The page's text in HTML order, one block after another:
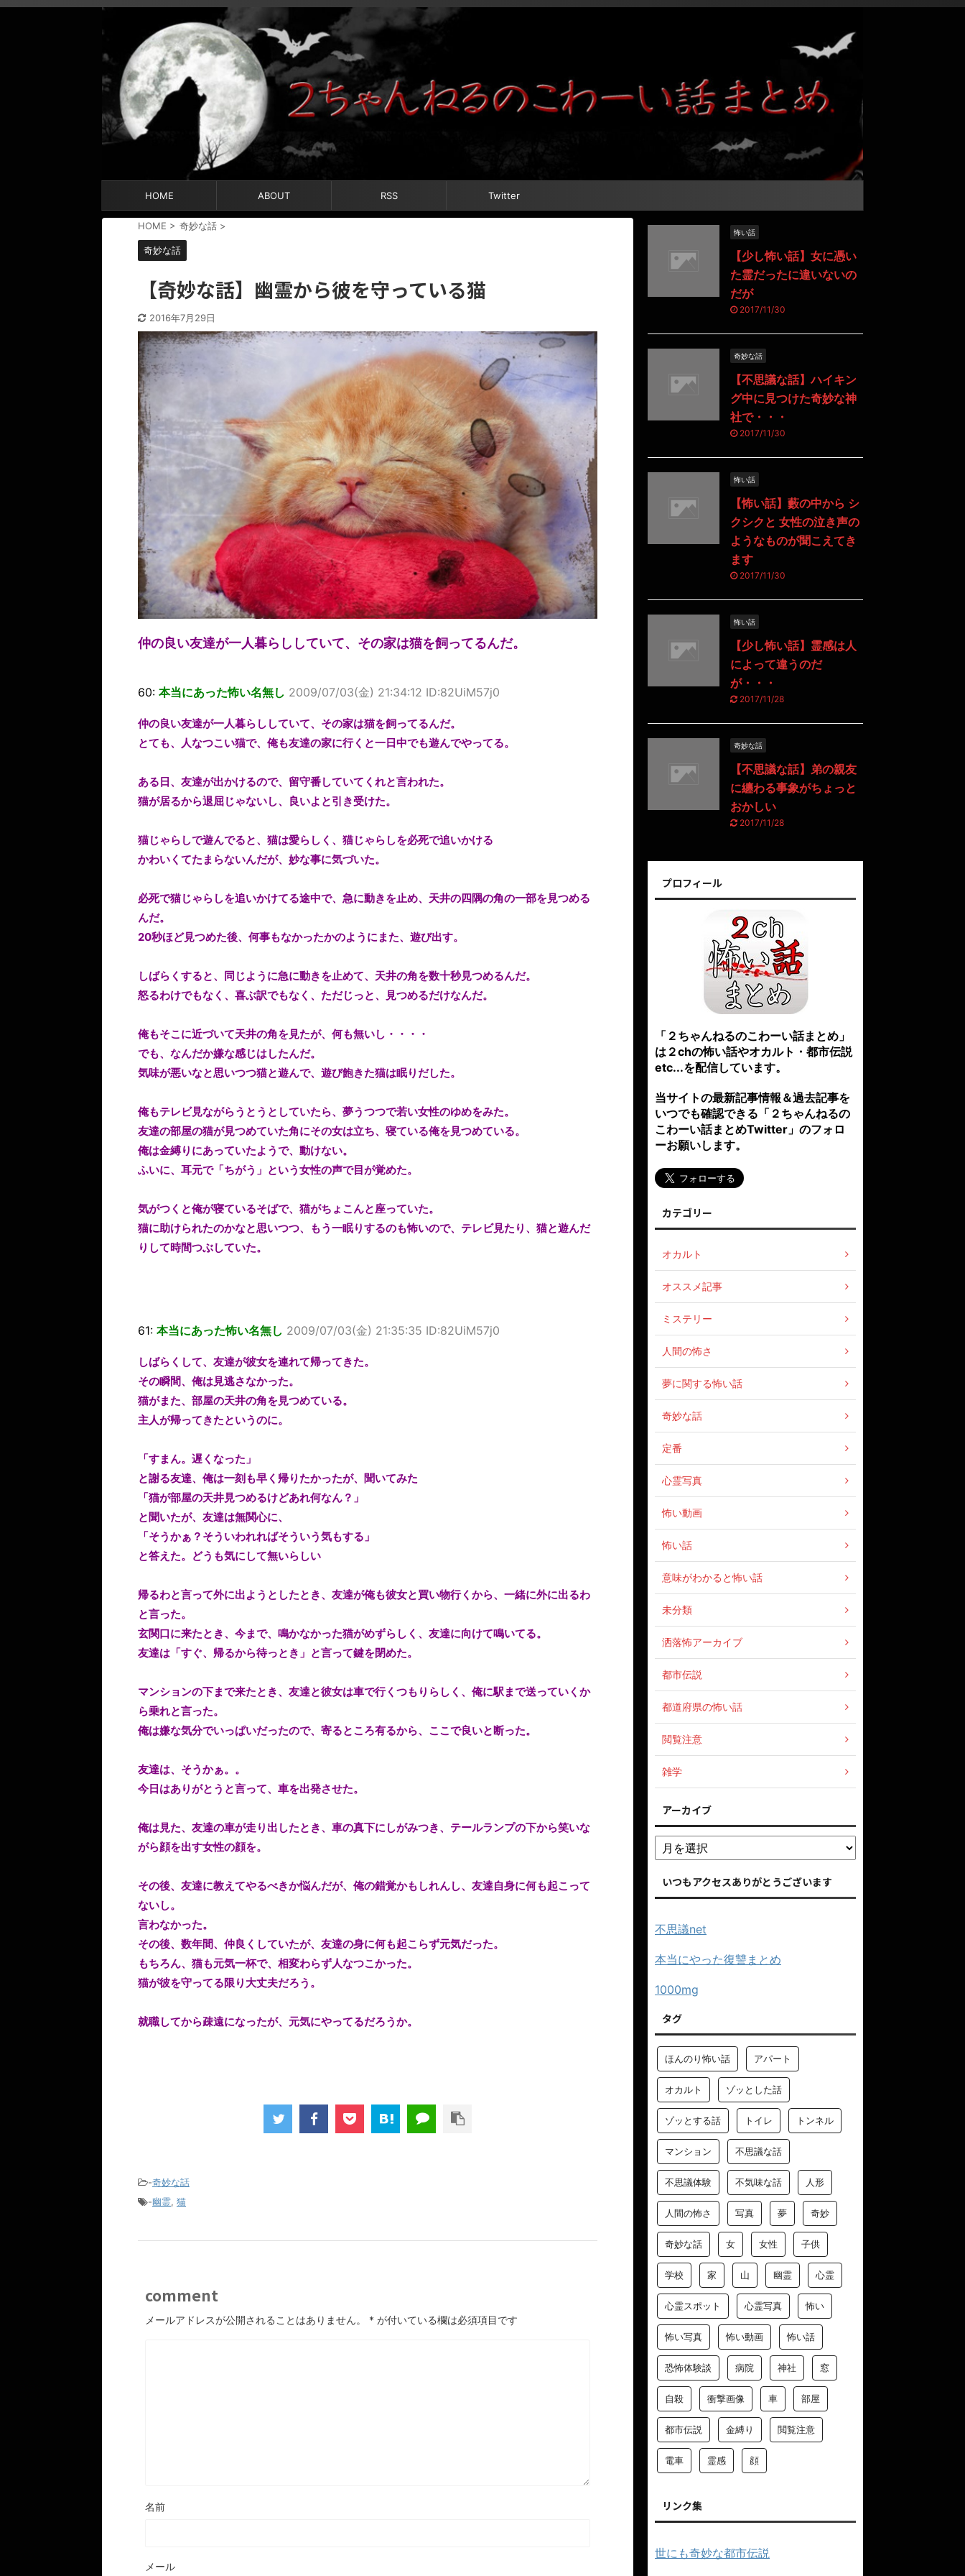
HOME ABOUT RSS Twitter
HOME > 奇妙な話 >
奇妙な話
【奇妙な話】幽霊から彼を守っている猫
2016年7月29日
仲の良い友達が一人暮らししていて、その家は猫を飼ってるんだ。
60: 本当にあった怖い名無し 2009/07/03(金) 21:34:12 ID:82UiM57j0
仲の良い友達が一人暮らししていて、その家は猫を飼ってるんだ。
とても、人なつこい猫で、俺も友達の家に行くと一日中でも遊んでやってる。
ある日、友達が出かけるので、留守番していてくれと言われた。
猫が居るから退屈じゃないし、良いよと引き受けた。
猫じゃらしで遊んでると、猫は愛らしく、猫じゃらしを必死で追いかける
かわいくてたまらないんだが、妙な事に気づいた。
必死で猫じゃらしを追いかけてる途中で、急に動きを止め、天井の四隅の角の一部を見つめる
んだ。
20秒ほど見つめた後、何事もなかったかのようにまた、遊び出す。
しばらくすると、同じように急に動きを止めて、天井の角を数十秒見つめるんだ。
怒るわけでもなく、喜ぶ訳でもなく、ただじっと、見つめるだけなんだ。
俺もそこに近づいて天井の角を見たが、何も無いし・・・・
でも、なんだか嫌な感じはしたんだ。
気味が悪いなと思いつつ猫と遊んで、遊び飽きた猫は眠りだした。
俺もテレビ見ながらうとうとしていたら、夢うつつで若い女性のゆめをみた。
友達の部屋の猫が見つめていた角にその女は立ち、寝ている俺を見つめている。
俺は金縛りにあっていたようで、動けない。
ふいに、耳元で「ちがう」という女性の声で目が覚めた。
気がつくと俺が寝ているそばで、猫がちょこんと座っていた。
猫に助けられたのかなと思いつつ、もう一眠りするのも怖いので、テレビ見たり、猫と遊んだ
りして時間つぶしていた。
61: 本当にあった怖い名無し 2009/07/03(金) 21:35:35 ID:82UiM57j0
しばらくして、友達が彼女を連れて帰ってきた。
その瞬間、俺は見逃さなかった。
猫がまた、部屋の天井の角を見つめている。
主人が帰ってきたというのに。
「すまん。遅くなった」
と謝る友達、俺は一刻も早く帰りたかったが、聞いてみた
「猫が部屋の天井見つめるけどあれ何なん？」
と聞いたが、友達は無関心に、
「そうかぁ？そういわれればそういう気もする」
と答えた。どうも気にして無いらしい
帰るわと言って外に出ようとしたとき、友達が俺も彼女と買い物行くから、一緒に外に出るわ
と言った。
玄関口に来たとき、今まで、鳴かなかった猫がめずらしく、友達に向けて鳴いてる。
友達は「すぐ、帰るから待っとき」と言って鍵を閉めた。
マンションの下まで来たとき、友達と彼女は車で行くつもりらしく、俺に駅まで送っていくか
ら乗れと言った。
俺は嫌な気分でいっぱいだったので、寄るところ有るから、ここで良いと断った。
友達は、そうかぁ。。
今日はありがとうと言って、車を出発させた。
俺は見た、友達の車が走り出したとき、車の真下にしがみつき、テールランプの下から笑いな
がら顔を出す女性の顔を。
その後、友達に教えてやるべきか悩んだが、俺の錯覚かもしれんし、友達自身に何も起こって
ないし。
言わなかった。
その後、数年間、仲良くしていたが、友達の身に何も起こらず元気だった。
もちろん、猫も元気一杯で、相変わらず人なつこかった。
猫が彼を守ってる限り大丈夫だろう。
就職してから疎遠になったが、元気にやってるだろうか。
-奇妙な話
-幽霊, 猫
comment
メールアドレスが公開されることはありません。 * が付いている欄は必須項目です
名前
メール
怖い話
【少し怖い話】女に憑い
た霊だったに違いないの
だが
2017/11/30
奇妙な話
【不思議な話】ハイキン
グ中に見つけた奇妙な神
社で・・・
2017/11/30
怖い話
【怖い話】藪の中から シ
クシクと 女性の泣き声の
ようなものが聞こえてき
ます
2017/11/30
怖い話
【少し怖い話】霊感は人
によって違うのだ
が・・・
2017/11/28
奇妙な話
【不思議な話】弟の親友
に纏わる事象がちょっと
おかしい
2017/11/28
プロフィール
「２ちゃんねるのこわーい話まとめ」
は２chの怖い話やオカルト・都市伝説
etc...を配信しています。
当サイトの最新記事情報＆過去記事を
いつでも確認できる「２ちゃんねるの
こわーい話まとめTwitter」のフォロ
ーお願いします。
カテゴリー
オカルト
オススメ記事
ミステリー
人間の怖さ
夢に関する怖い話
奇妙な話
定番
心霊写真
怖い動画
怖い話
意味がわかると怖い話
未分類
洒落怖アーカイブ
都市伝説
都道府県の怖い話
閲覧注意
雑学
アーカイブ
いつもアクセスありがとうございます
不思議net
本当にやった復讐まとめ
1000mg
タグ
ほんのり怖い話 アパート
オカルト ゾッとした話
ゾッとする話 トイレ トンネル
マンション 不思議な話
不思議体験 不気味な話 人形
人間の怖さ 写真 夢 奇妙
奇妙な話 女 女性 子供
学校 家 山 幽霊 心霊
心霊スポット 心霊写真 怖い
怖い写真 怖い動画 怖い話
恐怖体験談 病院 神社 窓
自殺 衝撃画像 車 部屋
都市伝説 金縛り 閲覧注意
電車 霊感 顔
リンク集
世にも奇妙な都市伝説